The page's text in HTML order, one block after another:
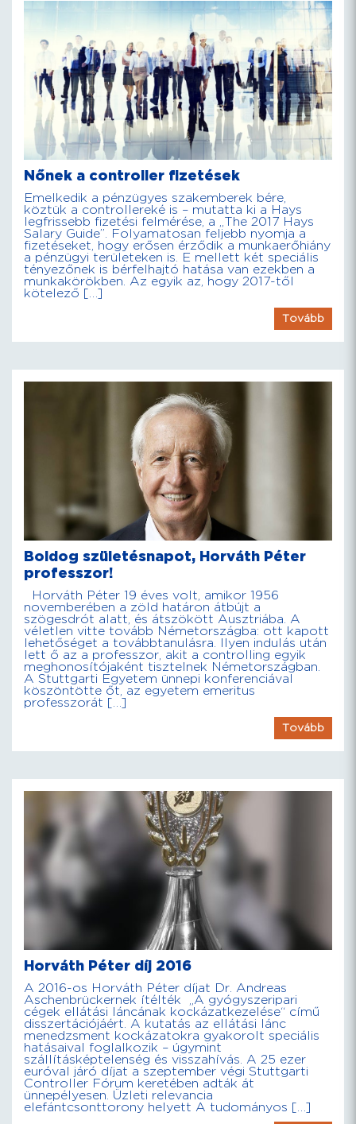
Nőnek a controller fizetések
Emelkedik a pénzügyes szakemberek bére,
köztük a controllereké is – mutatta ki a Hays
legfrissebb fizetési felmérése, a „The 2017 Hays
Salary Guide”. Folyamatosan feljebb nyomja a
fizetéseket, hogy erősen érződik a munkaerőhiány
a pénzügyi területeken is. E mellett két speciális
tényezőnek is bérfelhajtó hatása van ezekben a
munkakörökben. Az egyik az, hogy 2017-től
kötelező […]
Tovább
Boldog születésnapot, Horváth Péter
professzor!
Horváth Péter 19 éves volt, amikor 1956
novemberében a zöld határon átbújt a
szögesdrót alatt, és átszökött Ausztriába. A
véletlen vitte tovább Németországba: ott kapott
lehetőséget a továbbtanulásra. Ilyen indulás után
lett ő az a professzor, akit a controlling egyik
meghonosítójaként tisztelnek Németországban.
A Stuttgarti Egyetem ünnepi konferenciával
köszöntötte őt, az egyetem emeritus
professzorát […]
Tovább
Horváth Péter díj 2016
A 2016-os Horváth Péter díjat Dr. Andreas
Aschenbrückernek ítélték „A gyógyszeripari
cégek ellátási láncának kockázatkezelése“ című
disszertációjáért. A kutatás az ellátási lánc
menedzsment kockázatokra gyakorolt speciális
hatásaival foglalkozik – úgymint
szállításképtelenség és visszahívás. A 25 ezer
euróval járó díjat a szeptember végi Stuttgarti
Controller Fórum keretében adták át
ünnepélyesen. Üzleti relevancia
elefántcsonttorony helyett A tudományos […]